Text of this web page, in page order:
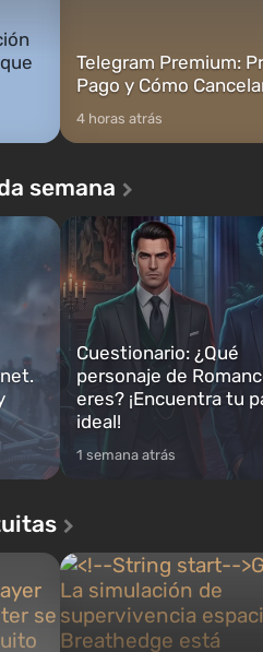
Telegram Premium:
Pago y Cómo
4 horas atrás
semana
Cuestionario: ¿Qué
personaje de
eres? ¡Encuentra tu
ideal!
1 semana atrás